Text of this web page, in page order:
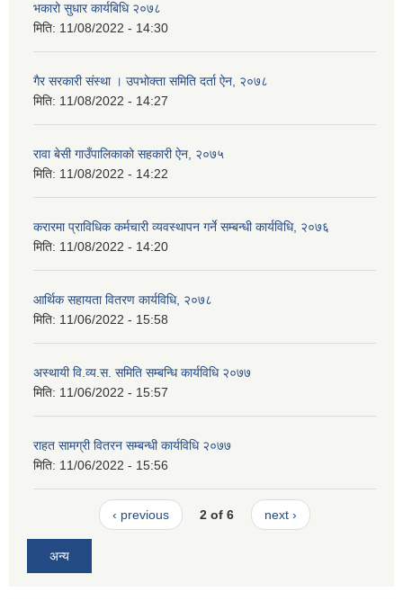
भकारो सुधार कार्यबिधि २०७८
मिति: 11/08/2022 - 14:30
गैर सरकारी संस्था । उपभोक्ता समिति दर्ता ऐन, २०७८
मिति: 11/08/2022 - 14:27
रावा बेसी गाउँपालिकाको सहकारी ऐन, २०७५
मिति: 11/08/2022 - 14:22
करारमा प्राविधिक कर्मचारी व्यवस्थापन गर्ने सम्बन्धी कार्यविधि, २०७६
मिति: 11/08/2022 - 14:20
आर्थिक सहायता वितरण कार्यविधि, २०७८
मिति: 11/06/2022 - 15:58
अस्थायी वि.व्य.स. समिति सम्बन्धि कार्यविधि २०७७
मिति: 11/06/2022 - 15:57
राहत सामग्री वितरन सम्बन्धी कार्यविधि २०७७
मिति: 11/06/2022 - 15:56
‹ previous 2 of 6 next ›
अन्य